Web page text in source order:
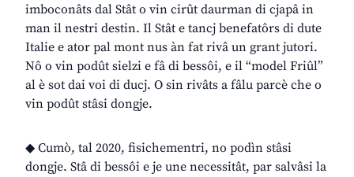
imboconâts dal Stât o vin cirût daurman di cjapâ in
man il nestri destin. Il Stât e tancj benefatôrs di dute
Italie e ator pal mont nus àn fat rivâ un grant jutori.
Nô o vin podût sielzi e fâ di bessôi, e il “model Friûl”
al è sot dai voi di ducj. O sin rivâts a fâlu parcè che o
vin podût stâsi dongje.
◆ Cumò, tal 2020, fisichementri, no podìn stâsi
dongje. Stâ di bessôi e je une necessitât, par salvâsi la